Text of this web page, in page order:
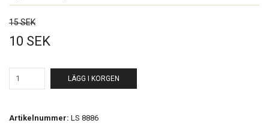
15 SEK
10 SEK
LÄGG I KORGEN
Artikelnummer: LS 8886